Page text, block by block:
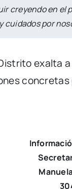
creyendo en
por